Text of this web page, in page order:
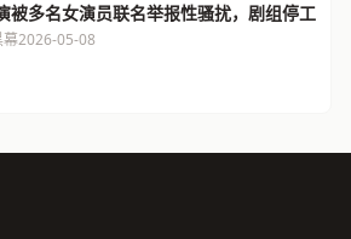
被多名女演员联名举报性骚扰，剧组停工
幕2026-05-08